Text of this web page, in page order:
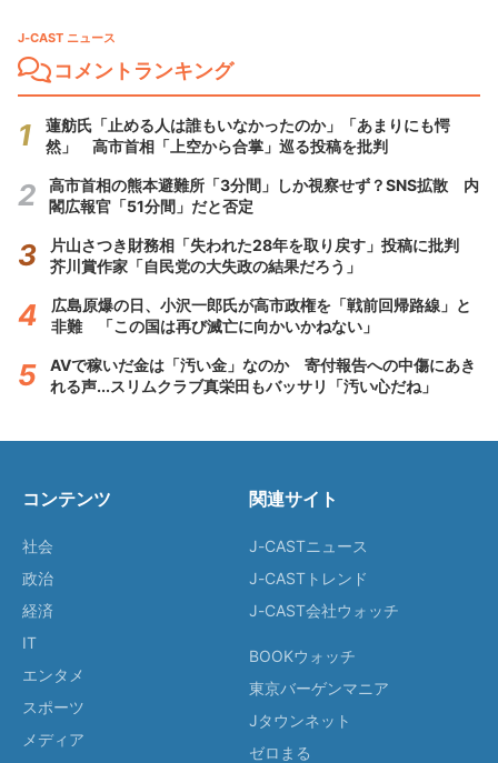
J-CAST ニュース
コメントランキング
蓮舫氏「止める人は誰もいなかったのか」「あまりにも愕
然」 高市首相「上空から合掌」巡る投稿を批判
高市首相の熊本避難所「3分間」しか視察せず？SNS拡散 内
閣広報官「51分間」だと否定
片山さつき財務相「失われた28年を取り戻す」投稿に批判
芥川賞作家「自民党の大失政の結果だろう」
広島原爆の日、小沢一郎氏が高市政権を「戦前回帰路線」と
非難 「この国は再び滅亡に向かいかねない」
AVで稼いだ金は「汚い金」なのか 寄付報告への中傷にあき
れる声...スリムクラブ真栄田もバッサリ「汚い心だね」
コンテンツ
社会
政治
経済
IT
エンタメ
スポーツ
メディア
関連サイト
J-CASTニュース
J-CASTトレンド
J-CAST会社ウォッチ
BOOKウォッチ
東京バーゲンマニア
Jタウンネット
ゼロまる